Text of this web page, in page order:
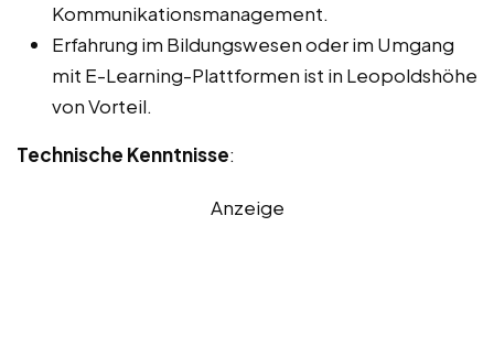
Kommunikationsmanagement.
Erfahrung im Bildungswesen oder im Umgang
mit E-Learning-Plattformen ist in Leopoldshöhe
von Vorteil.
Technische Kenntnisse:
Anzeige